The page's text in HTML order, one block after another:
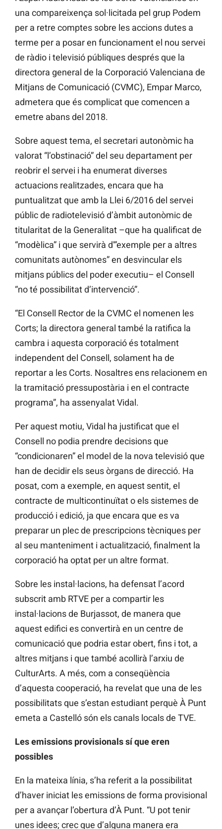
una compareixença sol·licitada pel grup Podem
per a retre comptes sobre les accions dutes a
terme per a posar en funcionament el nou servei
de ràdio i televisió públiques després que la
directora general de la Corporació Valenciana de
Mitjans de Comunicació (CVMC), Empar Marco,
admetera que és complicat que comencen a
emetre abans del 2018.
Sobre aquest tema, el secretari autonòmic ha
valorat “l’obstinació” del seu departament per
reobrir el servei i ha enumerat diverses
actuacions realitzades, encara que ha
puntualitzat que amb la Llei 6/2016 del servei
públic de radiotelevisió d’àmbit autonòmic de
titularitat de la Generalitat –que ha qualificat de
“modèlica” i que servirà d'”exemple per a altres
comunitats autònomes” en desvincular els
mitjans públics del poder executiu– el Consell
“no té possibilitat d’intervenció”.
“El Consell Rector de la CVMC el nomenen les
Corts; la directora general també la ratifica la
cambra i aquesta corporació és totalment
independent del Consell, solament ha de
reportar a les Corts. Nosaltres ens relacionem en
la tramitació pressupostària i en el contracte
programa”, ha assenyalat Vidal.
Per aquest motiu, Vidal ha justificat que el
Consell no podia prendre decisions que
“condicionaren” el model de la nova televisió que
han de decidir els seus òrgans de direcció. Ha
posat, com a exemple, en aquest sentit, el
contracte de multicontinuïtat o els sistemes de
producció i edició, ja que encara que es va
preparar un plec de prescripcions tècniques per
al seu manteniment i actualització, finalment la
corporació ha optat per un altre format.
Sobre les instal·lacions, ha defensat l’acord
subscrit amb RTVE per a compartir les
instal·lacions de Burjassot, de manera que
aquest edifici es convertirà en un centre de
comunicació que podria estar obert, fins i tot, a
altres mitjans i que també acollirà l’arxiu de
CulturArts. A més, com a conseqüència
d’aquesta cooperació, ha revelat que una de les
possibilitats que s’estan estudiant perquè À Punt
emeta a Castelló són els canals locals de TVE.
Les emissions provisionals sí que eren
possibles
En la mateixa línia, s’ha referit a la possibilitat
d’haver iniciat les emissions de forma provisional
per a avançar l’obertura d’À Punt. “U pot tenir
unes idees; crec que d’alguna manera era